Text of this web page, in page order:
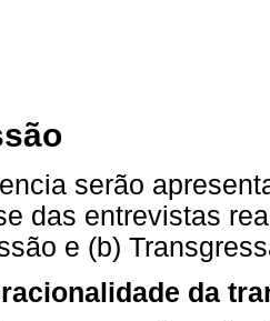
serão
das entrevistas
e (b)
da